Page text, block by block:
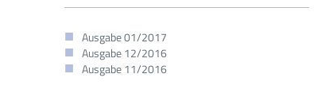
Ausgabe 01/2017
Ausgabe 12/2016
Ausgabe 11/2016